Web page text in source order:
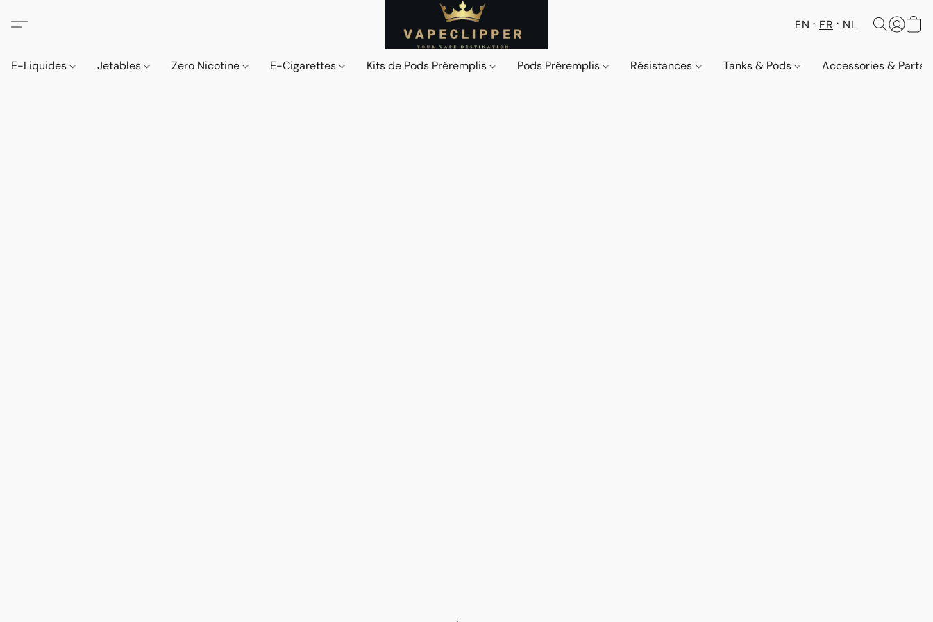
EN FR NL
E-Liquides Jetables Zero Nicotine E-Cigarettes Kits de Pods Préremplis Pods Préremplis Résistances Tanks & Pods Accessories & Parts